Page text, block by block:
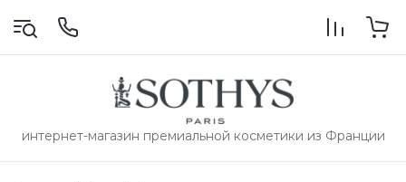
интернет-магазин премиальной косметики из Франции